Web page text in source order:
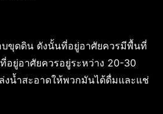
บขุดดิน ดังนั้นที่อยู่อาศัยควรมีพื้นที่
ยู่อาศัยควรอยู่ระหว่าง 20-30
งน้ำสะอาดให้พวกมันได้ดื่มและแช่